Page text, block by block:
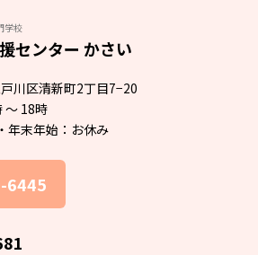
学校
センター かさい
川区清新町2丁目7−20
〜 18時
年末年始：お休み
6445